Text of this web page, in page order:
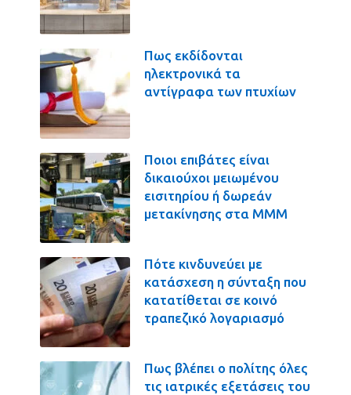
Πως εκδίδονται
ηλεκτρονικά τα
αντίγραφα των πτυχίων
Ποιοι επιβάτες είναι
δικαιούχοι μειωμένου
εισιτηρίου ή δωρεάν
μετακίνησης στα ΜΜΜ
Πότε κινδυνεύει με
κατάσχεση η σύνταξη που
κατατίθεται σε κοινό
τραπεζικό λογαριασμό
Πως βλέπει ο πολίτης όλες
τις ιατρικές εξετάσεις του